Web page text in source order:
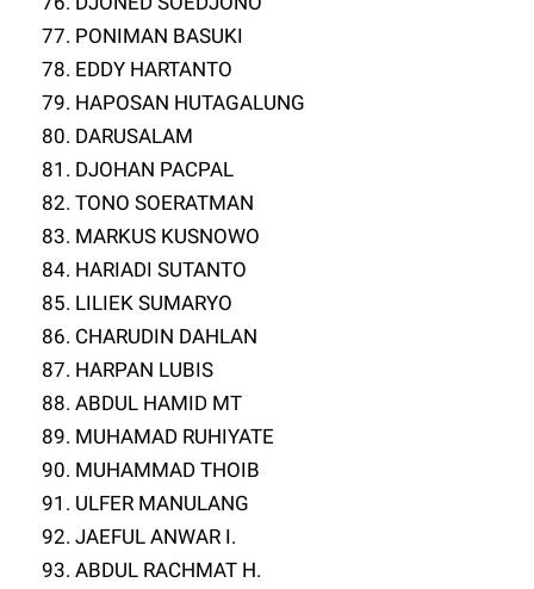
77. PONIMAN BASUKI
78. EDDY HARTANTO
79. HAPOSAN HUTAGALUNG
80. DARUSALAM
81. DJOHAN PACPAL
82. TONO SOERATMAN
83. MARKUS KUSNOWO
84. HARIADI SUTANTO
85. LILIEK SUMARYO
86. CHARUDIN DAHLAN
87. HARPAN LUBIS
88. ABDUL HAMID MT
89. MUHAMAD RUHIYATE
90. MUHAMMAD THOIB
91. ULFER MANULANG
92. JAEFUL ANWAR I.
93. ABDUL RACHMAT H.